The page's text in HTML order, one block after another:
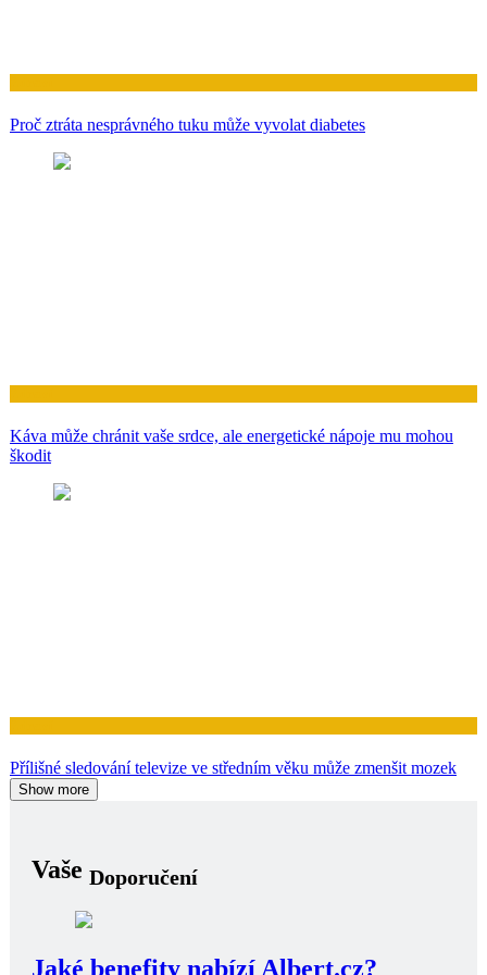
Proč ztráta nesprávného tuku může vyvolat diabetes
Káva může chránit vaše srdce, ale energetické nápoje mu mohou
škodit
Přílišné sledování televize ve středním věku může zmenšit mozek
Show more
Vaše Doporučení
Jaké benefity nabízí Albert.cz?